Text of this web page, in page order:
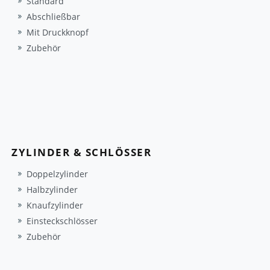
Abschließbar
Mit Druckknopf
Zubehör
ZYLINDER & SCHLÖSSER
Doppelzylinder
Halbzylinder
Knaufzylinder
Einsteckschlösser
Zubehör